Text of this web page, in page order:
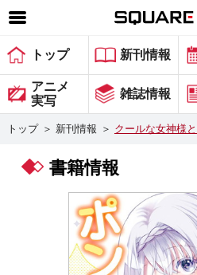
SQUARE ENIX 公式サイト
ゲーム
マガジン＆ブックス
グッズ
トップ 新刊情報
アニメ
実写
雑誌情報
トップ ＞ 新刊情報 ＞ クールな女神様
書籍情報